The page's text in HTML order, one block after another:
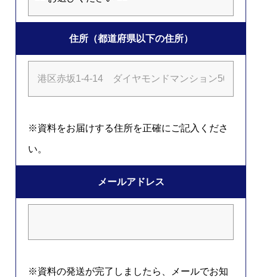
住所（都道府県以下の住所）
※資料をお届けする住所を正確にご記入くださ
い。
メールアドレス
※資料の発送が完了しましたら、メールでお知